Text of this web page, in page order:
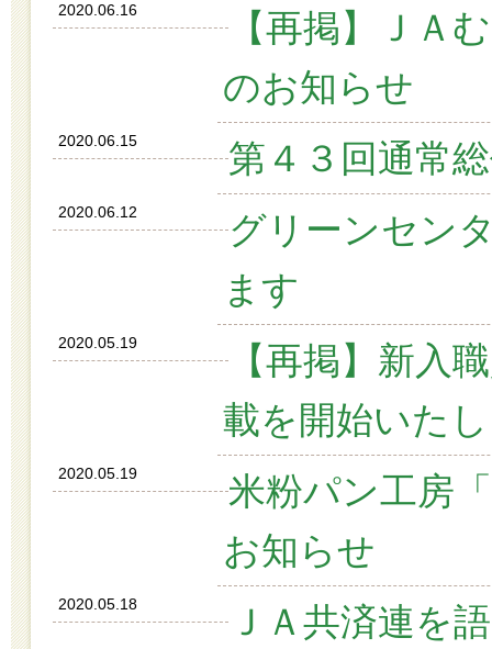
2020.06.16
【再掲】ＪＡ
のお知らせ
2020.06.15 第４３回通常
2020.06.12
グリーンセン
ます
2020.05.19
【再掲】新入
載を開始いた
2020.05.19
米粉パン工房
お知らせ
2020.05.18 ＪＡ共済連を